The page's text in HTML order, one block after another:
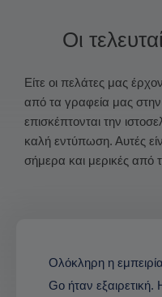
Οι
Είτε οι πελάτες μας
από τα γραφεία μας
επισκέπτονται την
καλή εντύπωση. Αυτές
σήμερα και μερικές από
Ολόκληρη η
Go ήταν